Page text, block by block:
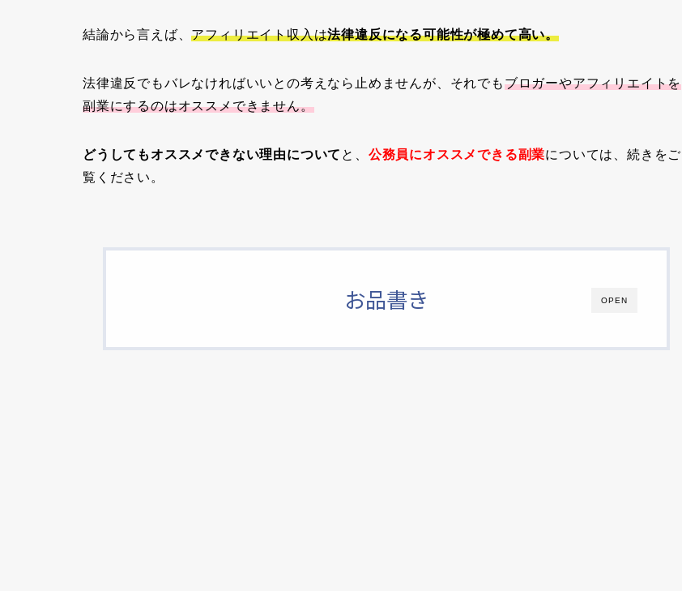
結論から言えば、アフィリエイト収入は法律違反になる可能性が極めて高い。
法律違反でもバレなければいいとの考えなら止めませんが、それでもブロガーやアフィリエイトを
副業にするのはオススメできません。
どうしてもオススメできない理由について と、 公務員にオススメできる副業については、続きをご
覧ください。
OPEN
お品書き